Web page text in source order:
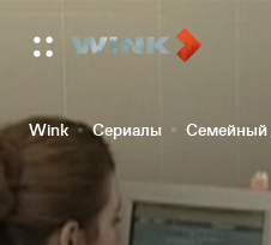
Wink Сериалы Семейный